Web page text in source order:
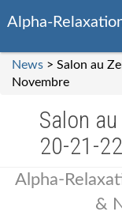
Alpha-
News > Salon au
Novembre
Salon
20-21-
Alpha-
&